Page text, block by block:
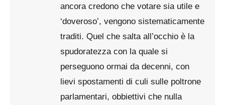
ancora credono che votare sia utile e
‘doveroso’, vengono sistematicamente
traditi. Quel che salta all’occhio è la
spudoratezza con la quale si
perseguono ormai da decenni, con
lievi spostamenti di culi sulle poltrone
parlamentari, obbiettivi che nulla